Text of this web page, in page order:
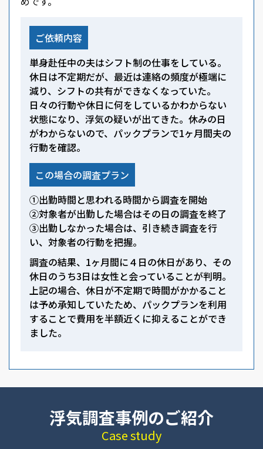
ご依頼内容
単身赴任中の夫はシフト制の仕事をしている。
休日は不定期だが、最近は連絡の頻度が極端に
減り、シフトの共有ができなくなっていた。
日々の行動や休日に何をしているかわからない
状態になり、浮気の疑いが出てきた。休みの日
がわからないので、パックプランで1ヶ月間夫の
行動を確認。
この場合の調査プラン
①出勤時間と思われる時間から調査を開始
②対象者が出勤した場合はその日の調査を終了
③出勤しなかった場合は、引き続き調査を行
い、対象者の行動を把握。
調査の結果、1ヶ月間に４日の休日があり、その
休日のうち3日は女性と会っていることが判明。
上記の場合、休日が不定期で時間がかかること
は予め承知していたため、パックプランを利用
することで費用を半額近くに抑えることができ
ました。
浮気調査事例のご紹介
Case study